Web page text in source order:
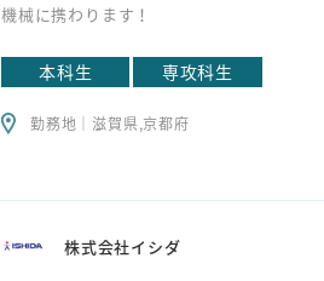
機械に携わります！
本科生 専攻科生
勤務地｜滋賀県,京都府
株式会社イシダ